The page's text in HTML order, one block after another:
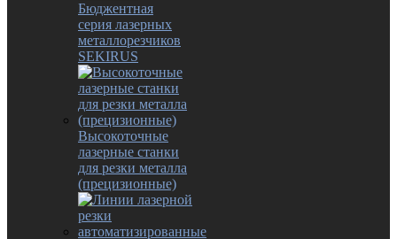
Бюджентная
серия лазерных
металлорезчиков
SEKIRUS
Высокоточные
лазерные станки
для резки металла
(прецизионные)